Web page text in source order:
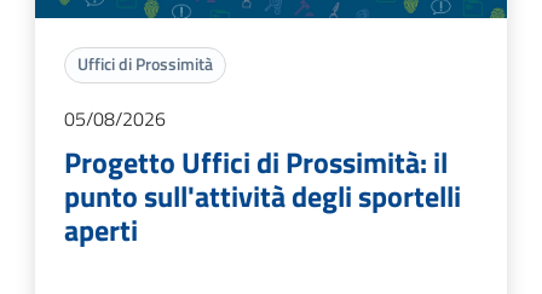
Uffici di Prossimità
05/08/2026
Progetto Uffici di Prossimità: il
punto sull'attività degli sportelli
aperti